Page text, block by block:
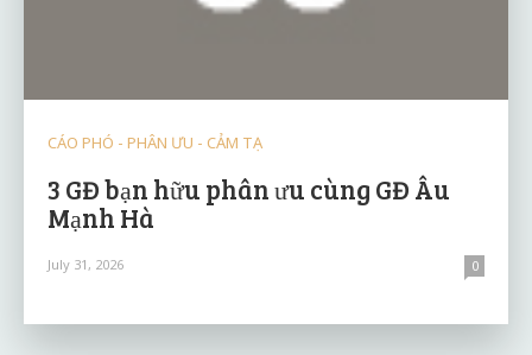
CÁO PHÓ - PHÂN ƯU - CẢM TẠ
3 GĐ bạn hữu phân ưu cùng GĐ Âu
Mạnh Hà
July 31, 2026 0